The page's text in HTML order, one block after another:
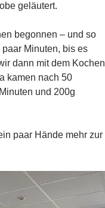
geläutert.
begonnen – und so
Minuten, bis es
dann mit dem Kochen
kamen nach 50
und 200g
paar Hände mehr zur